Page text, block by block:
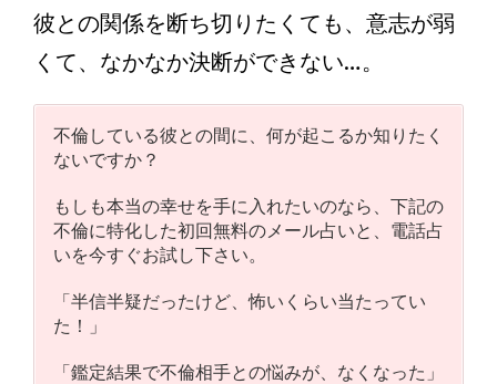
彼との関係を断ち切りたくても、意志が弱
くて、なかなか決断ができない…。
不倫している彼との間に、何が起こるか知りたく
ないですか？
もしも本当の幸せを手に入れたいのなら、下記の
不倫に特化した初回無料のメール占いと、電話占
いを今すぐお試し下さい。
「半信半疑だったけど、怖いくらい当たってい
た！」
「鑑定結果で不倫相手との悩みが、なくなった」